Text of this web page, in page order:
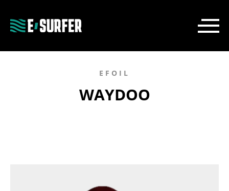
EFOIL
WAYDOO